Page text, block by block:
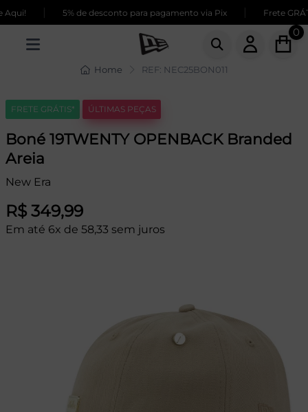
5% de desconto para pagamento via Pix Frete
0
Home REF: NEC25BON011
FRETE GRÁTIS* ÚLTIMAS PEÇAS
Boné 19TWENTY OPENBACK Branded
Areia
New Era
R$ 349,99
Em até 6x de 58,33 sem juros